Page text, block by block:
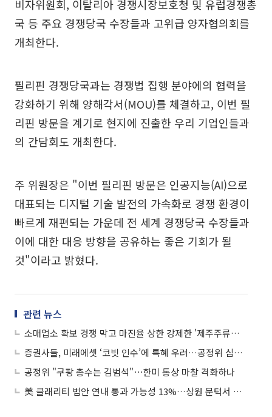
비자위원회, 이탈리아 경쟁시장보호청 및 유럽경쟁총
국 등 주요 경쟁당국 수장들과 고위급 양자협의회를
개최한다.
필리핀 경쟁당국과는 경쟁법 집행 분야에의 협력을
강화하기 위해 양해각서(MOU)를 체결하고, 이번 필
리핀 방문을 계기로 현지에 진출한 우리 기업인들과
의 간담회도 개최한다.
주 위원장은 "이번 필리핀 방문은 인공지능(AI)으로
대표되는 디지털 기술 발전의 가속화로 경쟁 환경이
빠르게 재편되는 가운데 전 세계 경쟁당국 수장들과
이에 대한 대응 방향을 공유하는 좋은 기회가 될
것"이라고 밝혔다.
관련 뉴스
소매업소 확보 경쟁 막고 마진율 상한 강제한 '제주주류협회'…과징금 2.5억 부과
증권사들, 미래에셋 ‘코빗 인수’에 특혜 우려…공정위 심사 변수로
공정위 "쿠팡 총수는 김범석"⋯한미 통상 마찰 격화하나
美 클래리티 법안 연내 통과 가능성 13%…상원 문턱서 제동